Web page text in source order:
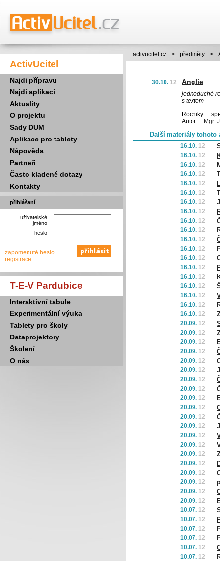
ActivUcitel
Najdi přípravu
Najdi aplikaci
Aktuality
O projektu
Sady DUM
Aplikace pro tablety
Nápověda
Partneři
Často kladené dotazy
Kontakty
přihlášení
uživatelské
jméno
heslo
zapomenuté heslo
registrace
T-E-V Pardubice
Interaktivní tabule
Experimentální výuka
Tablety pro školy
Dataprojektory
Školení
O nás
activucitel.cz > předměty >
30.10. 12 Anglie
jednoduché
s textem
Ročníky:
Autor:
Mgr.
Další materiály tohoto
16.10. 12
16.10. 12
16.10. 12
16.10. 12
16.10. 12
16.10. 12
16.10. 12
16.10. 12
16.10. 12
16.10. 12
16.10. 12
16.10. 12
16.10. 12
16.10. 12
16.10. 12
16.10. 12
16.10. 12
16.10. 12
16.10. 12
20.09. 12
20.09. 12
20.09. 12
20.09. 12
20.09. 12
20.09. 12
20.09. 12
20.09. 12
20.09. 12
20.09. 12
20.09. 12
20.09. 12
20.09. 12
20.09. 12
20.09. 12
20.09. 12
20.09. 12
20.09. 12
20.09. 12
20.09. 12
10.07. 12
10.07. 12
10.07. 12
10.07. 12
10.07. 12
10.07. 12